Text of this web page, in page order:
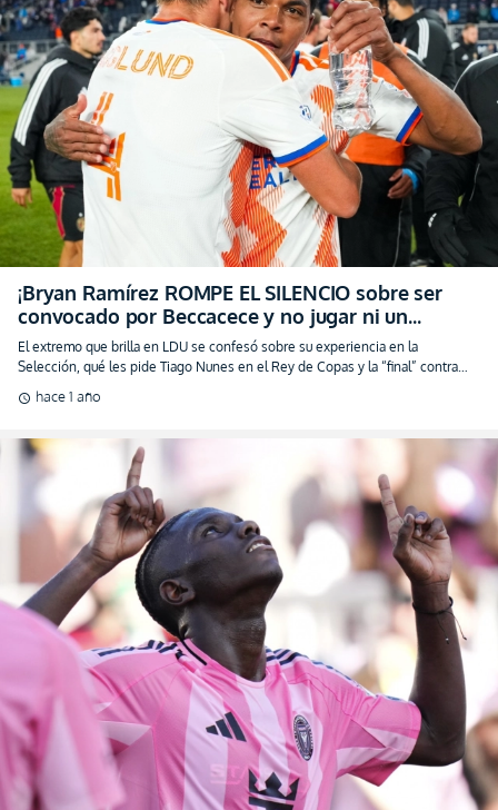
¡Bryan Ramírez ROMPE EL SILENCIO sobre ser
convocado por Beccacece y no jugar ni un
minuto en LaTri! (VIDEO)
El extremo que brilla en LDU se confesó sobre su experiencia en la
Selección, qué les pide Tiago Nunes en el Rey de Copas y la “final” contra
BSC
hace 1 año
OPORTUNIDAD SOÑADA: ¡Allen Obando
convocado para el Mundial de Clubes de la FIFA
junto a Messi!
El Inter Miami confirmó a su joven 9 quiteño en la lista para disputar el nuevo
torneo que conglomerará a los mejores equipos del planeta